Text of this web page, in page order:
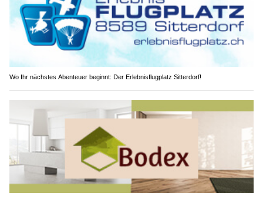
Wo Ihr nächstes Abenteuer beginnt: Der Erlebnisflugplatz Sitterdorf!